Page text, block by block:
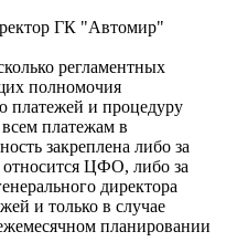
ГК "Автомир"
регламентных
полномочия
платежей и процедуру
платежам в
закреплена либо за
ЦФО, либо за
директора
и только в случае
планировании